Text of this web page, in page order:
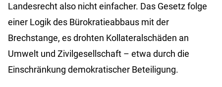
Landesrecht also nicht einfacher. Das Gesetz folge
einer Logik des Bürokratieabbaus mit der
Brechstange, es drohten Kollateralschäden an
Umwelt und Zivilgesellschaft – etwa durch die
Einschränkung demokratischer Beteiligung.